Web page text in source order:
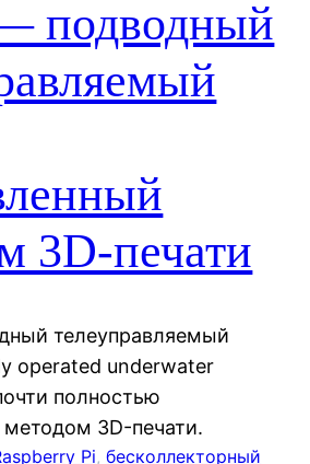
подводный
3D-печати
телеуправляемый
operated underwater
полностью
методом 3D-печати.
Pi, бесколлекторный